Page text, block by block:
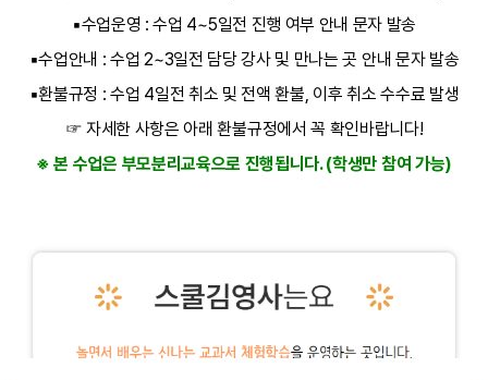
▪수업운영 :수업 4~5일전 진행 여부 안내 문자 발송
▪수업안내 :수업2~3일전 담당 강사 및 만나는 곳 안내 문자 발송
▪환불규정 :수업 4일전 취소 및 전액 환불, 이후 취소 수수료 발생
☞ 자세한 사항은 아래 환불규정에서 꼭 확인바랍니다!
※본 수업은 부모분리교육으로 진행됩니다. (학생만 참여 가능)